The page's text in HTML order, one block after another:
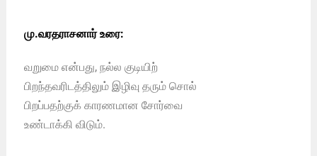
மு.வரதராசனார் உரை:
வறுமை என்பது, நல்ல குடியிற்
பிறந்தவரிடத்திலும் இழிவு தரும் சொல்
பிறப்பதற்குக் காரணமான சோர்வை
உண்டாக்கி விடும்.